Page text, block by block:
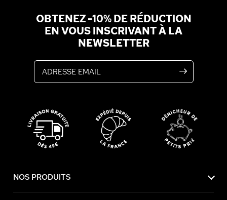
OBTENEZ -10% DE RÉDUCTION
EN VOUS INSCRIVANT À LA
NEWSLETTER
NOS PRODUITS